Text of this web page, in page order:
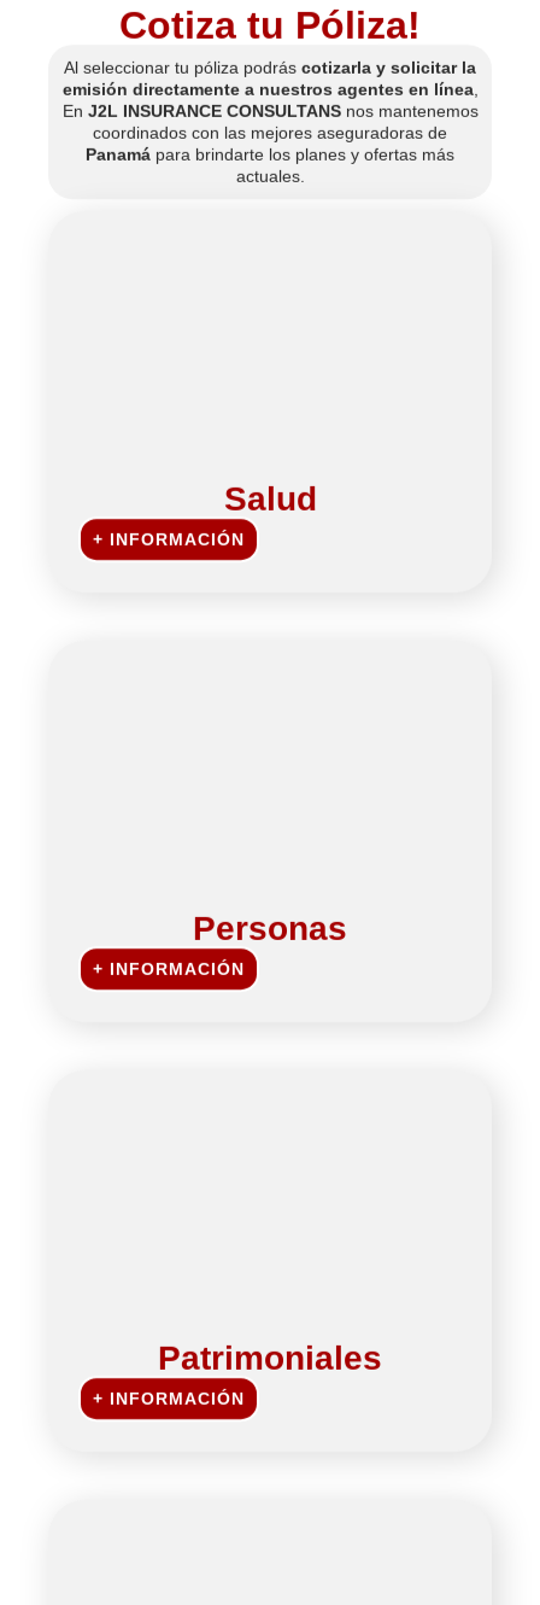
Cotiza tu Póliza!
Al seleccionar tu póliza podrás cotizarla y solicitar la
emisión directamente a nuestros agentes en línea,
En J2L INSURANCE CONSULTANSnos mantenemos
coordinados con las mejores aseguradoras de
Panamá para brindarte los planes y ofertas más
actuales.
Salud
+ INFORMACIÓN
Personas
+ INFORMACIÓN
Patrimoniales
+ INFORMACIÓN